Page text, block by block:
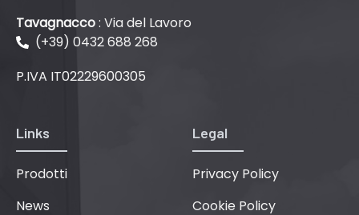
Tavagnacco: Via del Lavoro
(+39) 0432 688 268
P.IVA IT02229600305
Links
Prodotti
News
Legal
Privacy Policy
Cookie Policy